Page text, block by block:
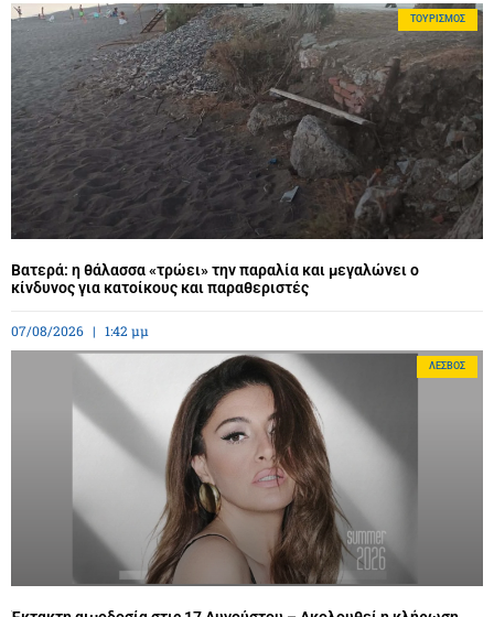
ΤΟΥΡΙΣΜΌΣ
Βατερά: η θάλασσα «τρώει» την παραλία και μεγαλώνει ο
κίνδυνος για κατοίκους και παραθεριστές
07/08/2026 1:42 μμ
ΛΈΣΒΟΣ